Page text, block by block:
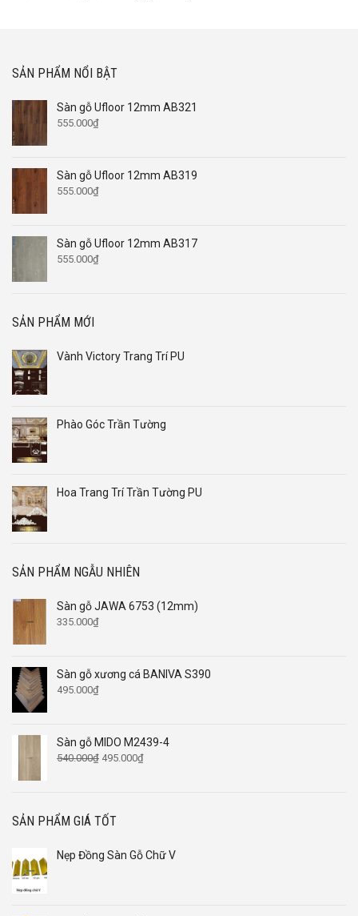
SẢN PHẨM NỔI BẬT
Sàn gỗ Ufloor 12mm AB321
555.000₫
Sàn gỗ Ufloor 12mm AB319
555.000₫
Sàn gỗ Ufloor 12mm AB317
555.000₫
SẢN PHẨM MỚI
Vành Victory Trang Trí PU
Phào Góc Trần Tường
Hoa Trang Trí Trần Tường PU
SẢN PHẨM NGẪU NHIÊN
Sàn gỗ JAWA 6753 (12mm)
335.000₫
Sàn gỗ xương cá BANIVA S390
495.000₫
Sàn gỗ MIDO M2439-4
540.000₫ Giá
495.000₫Giá
SẢN PHẨM GIÁ TỐT
Nẹp Đồng Sàn Gỗ Chữ V